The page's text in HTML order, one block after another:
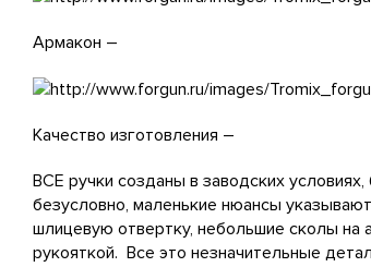
Армакон –
Качество изготовления –
ВСЕ ручки созданы в заводских
безусловно, маленькие нюансы
шлицевую отвертку, небольшие сколы на
рукояткой. Все это незначительные